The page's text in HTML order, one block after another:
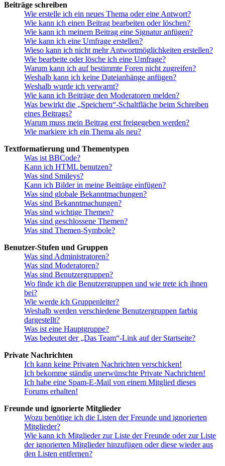
Beiträge schreiben
Wie erstelle ich ein neues Thema oder eine Antwort?
Wie kann ich einen Beitrag bearbeiten oder löschen?
Wie kann ich meinem Beitrag eine Signatur anfügen?
Wie kann ich eine Umfrage erstellen?
Wieso kann ich nicht mehr Antwortmöglichkeiten erstellen?
Wie bearbeite oder lösche ich eine Umfrage?
Warum kann ich auf bestimmte Foren nicht zugreifen?
Weshalb kann ich keine Dateianhänge anfügen?
Weshalb wurde ich verwarnt?
Wie kann ich Beiträge den Moderatoren melden?
Was bewirkt die „Speichern“-Schaltfläche beim Schreiben
eines Beitrags?
Warum muss mein Beitrag erst freigegeben werden?
Wie markiere ich ein Thema als neu?
Textformatierung und Thementypen
Was ist BBCode?
Kann ich HTML benutzen?
Was sind Smileys?
Kann ich Bilder in meine Beiträge einfügen?
Was sind globale Bekanntmachungen?
Was sind Bekanntmachungen?
Was sind wichtige Themen?
Was sind geschlossene Themen?
Was sind Themen-Symbole?
Benutzer-Stufen und Gruppen
Was sind Administratoren?
Was sind Moderatoren?
Was sind Benutzergruppen?
Wo finde ich die Benutzergruppen und wie trete ich ihnen
bei?
Wie werde ich Gruppenleiter?
Weshalb werden verschiedene Benutzergruppen farbig
dargestellt?
Was ist eine Hauptgruppe?
Was bedeutet der „Das Team“-Link auf der Startseite?
Private Nachrichten
Ich kann keine Privaten Nachrichten verschicken!
Ich bekomme ständig unerwünschte Private Nachrichten!
Ich habe eine Spam-E-Mail von einem Mitglied dieses
Forums erhalten!
Freunde und ignorierte Mitglieder
Wozu benötige ich die Listen der Freunde und ignorierten
Mitglieder?
Wie kann ich Mitglieder zur Liste der Freunde oder zur Liste
der ignorierten Mitglieder hinzufügen oder diese wieder aus
den Listen entfernen?